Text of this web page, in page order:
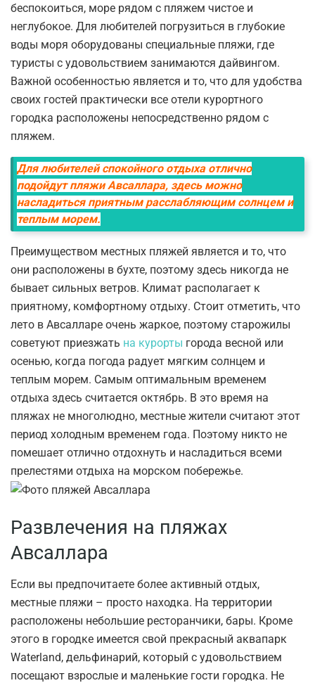
беспокоиться, море рядом с пляжем чистое и
неглубокое. Для любителей погрузиться в глубокие
воды моря оборудованы специальные пляжи, где
туристы с удовольствием занимаются дайвингом.
Важной особенностью является и то, что для удобства
своих гостей практически все отели курортного
городка расположены непосредственно рядом с
пляжем.
Для любителей спокойного отдыха отлично
подойдут пляжи Авсаллара, здесь можно
насладиться приятным расслабляющим солнцем и
теплым морем.
Преимуществом местных пляжей является и то, что
они расположены в бухте, поэтому здесь никогда не
бывает сильных ветров. Климат располагает к
приятному, комфортному отдыху. Стоит отметить, что
лето в Авсалларе очень жаркое, поэтому старожилы
советуют приезжать на курорты города весной или
осенью, когда погода радует мягким солнцем и
теплым морем. Самым оптимальным временем
отдыха здесь считается октябрь. В это время на
пляжах не многолюдно, местные жители считают этот
период холодным временем года. Поэтому никто не
помешает отлично отдохнуть и насладиться всеми
прелестями отдыха на морском побережье.
Развлечения на пляжах
Авсаллара
Если вы предпочитаете более активный отдых,
местные пляжи – просто находка. На территории
расположены небольшие ресторанчики, бары. Кроме
этого в городке имеется свой прекрасный аквапарк
Waterland, дельфинарий, который с удовольствием
посещают взрослые и маленькие гости городка. Не